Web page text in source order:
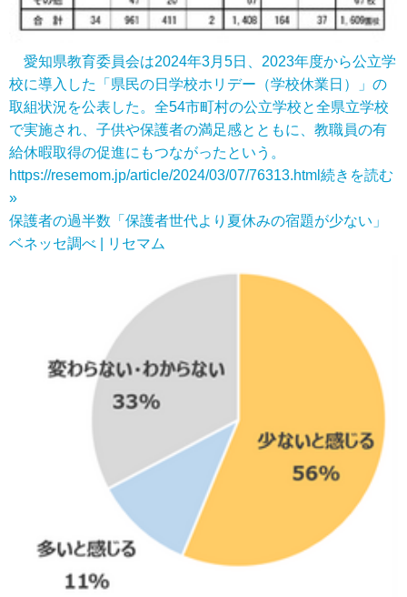
愛知県教育委員会は2024年3月5日、2023年度から公立学
校に導入した「県民の日学校ホリデー（学校休業日）」の
取組状況を公表した。全54市町村の公立学校と全県立学校
で実施され、子供や保護者の満足感とともに、教職員の有
給休暇取得の促進にもつながったという。
https://resemom.jp/article/2024/03/07/76313.html 続きを読む
»
保護者の過半数「保護者世代より夏休みの宿題が少ない」
ベネッセ調べ | リセマム